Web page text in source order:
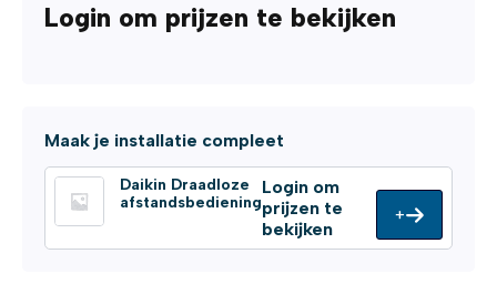
Login om prijzen te bekijken
Maak je installatie compleet
Daikin Draadloze
afstandsbediening
Login om
prijzen te
bekijken
+